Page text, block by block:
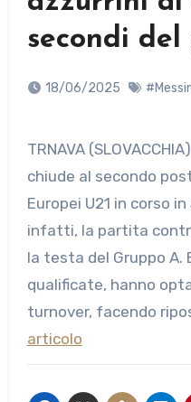
secondi del
18/06/2025
TRNAVA (SLOVACCHIA) (ITALPRESS) – L’Italia
chiude al secondo
Europei U21 in corso
infatti, la partita
la testa del Gruppo A.
qualificate, hanno
turnover, facendo
articolo